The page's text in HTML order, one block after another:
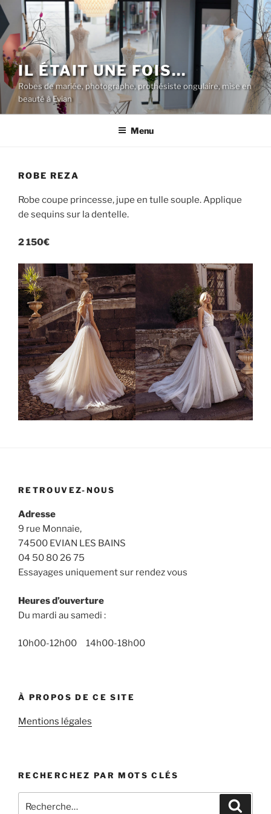
Aller
au
contenu
principal
IL ÉTAIT UNE FOIS…
Robes de mariée, photographe, prothésiste ongulaire, mise en
beauté à Evian
Menu
ROBE REZA
Robe coupe princesse, jupe en tulle souple. Applique
de sequins sur la dentelle.
2 150€
RETROUVEZ-NOUS
Adresse
9 rue Monnaie,
74500 EVIAN LES BAINS
04 50 80 26 75
Essayages uniquement sur rendez vous
Heures d’ouverture
Du mardi au samedi :
10h00-12h00 14h00-18h00
À PROPOS DE CE SITE
Mentions légales
RECHERCHEZ PAR MOTS CLÉS